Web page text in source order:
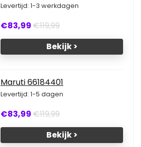
Levertijd: 1-3 werkdagen
€83,99€119,99
Bekijk >
Maruti 66184401
Levertijd: 1-5 dagen
€83,99€119,99
Bekijk >